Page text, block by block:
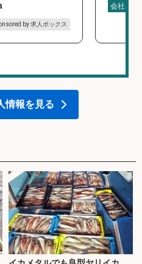
by 求人ボックス
会社名
情報を見る